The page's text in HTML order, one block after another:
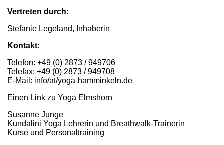
Vertreten durch:
Stefanie Legeland, Inhaberin
Kontakt:
Telefon: +49 (0) 2873 / 949706
Telefax: +49 (0) 2873 / 949708
E-Mail: info/at/yoga-hamminkeln.de
Einen Link zu Yoga Elmshorn
Susanne Junge
Kundalini Yoga Lehrerin und Breathwalk-Trainerin
Kurse und Personaltraining